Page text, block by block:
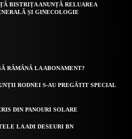
BISTRIȚA ANUNȚĂ RELUAREA
ȘI GINECOLOGIE
RĂMÂNĂ LA ABONAMENT?
RODNEI S-AU PREGĂTIT SPECIAL
DIN PANOURI SOLARE
LA ADI DESEURI BN